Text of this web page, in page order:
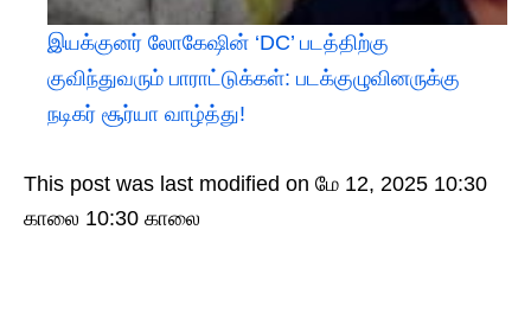
இயக்குனர் லோகேஷின் ‘DC’ படத்திற்கு
குவிந்துவரும் பாராட்டுக்கள்: படக்குழுவினருக்கு
நடிகர் சூர்யா வாழ்த்து!
This post was last modified on மே 12, 2025 10:30
காலை 10:30 காலை